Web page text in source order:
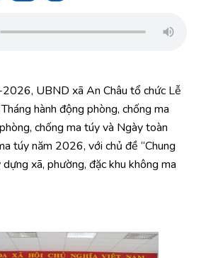
UBND xã An Châu tổ chức Lễ
hành động phòng, chống ma
chống ma túy và Ngày toàn
túy năm 2026, với chủ đề “Chung
xã, phường, đặc khu không ma